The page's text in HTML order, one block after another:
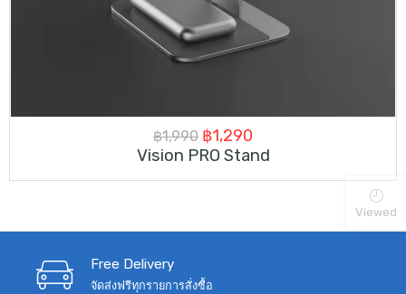
฿1,990 Original
price
฿1,290
price
Vision PRO Stand
Free Delivery
จัดส่งฟรีทุกรายการสั่งซื้อ
Viewed